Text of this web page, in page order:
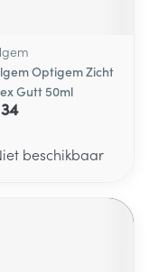
Optigem Zicht
Gutt 50ml
beschikbaar